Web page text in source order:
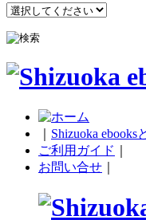
Shizuoka ebooks
ご利用ガイド
お問い合せ